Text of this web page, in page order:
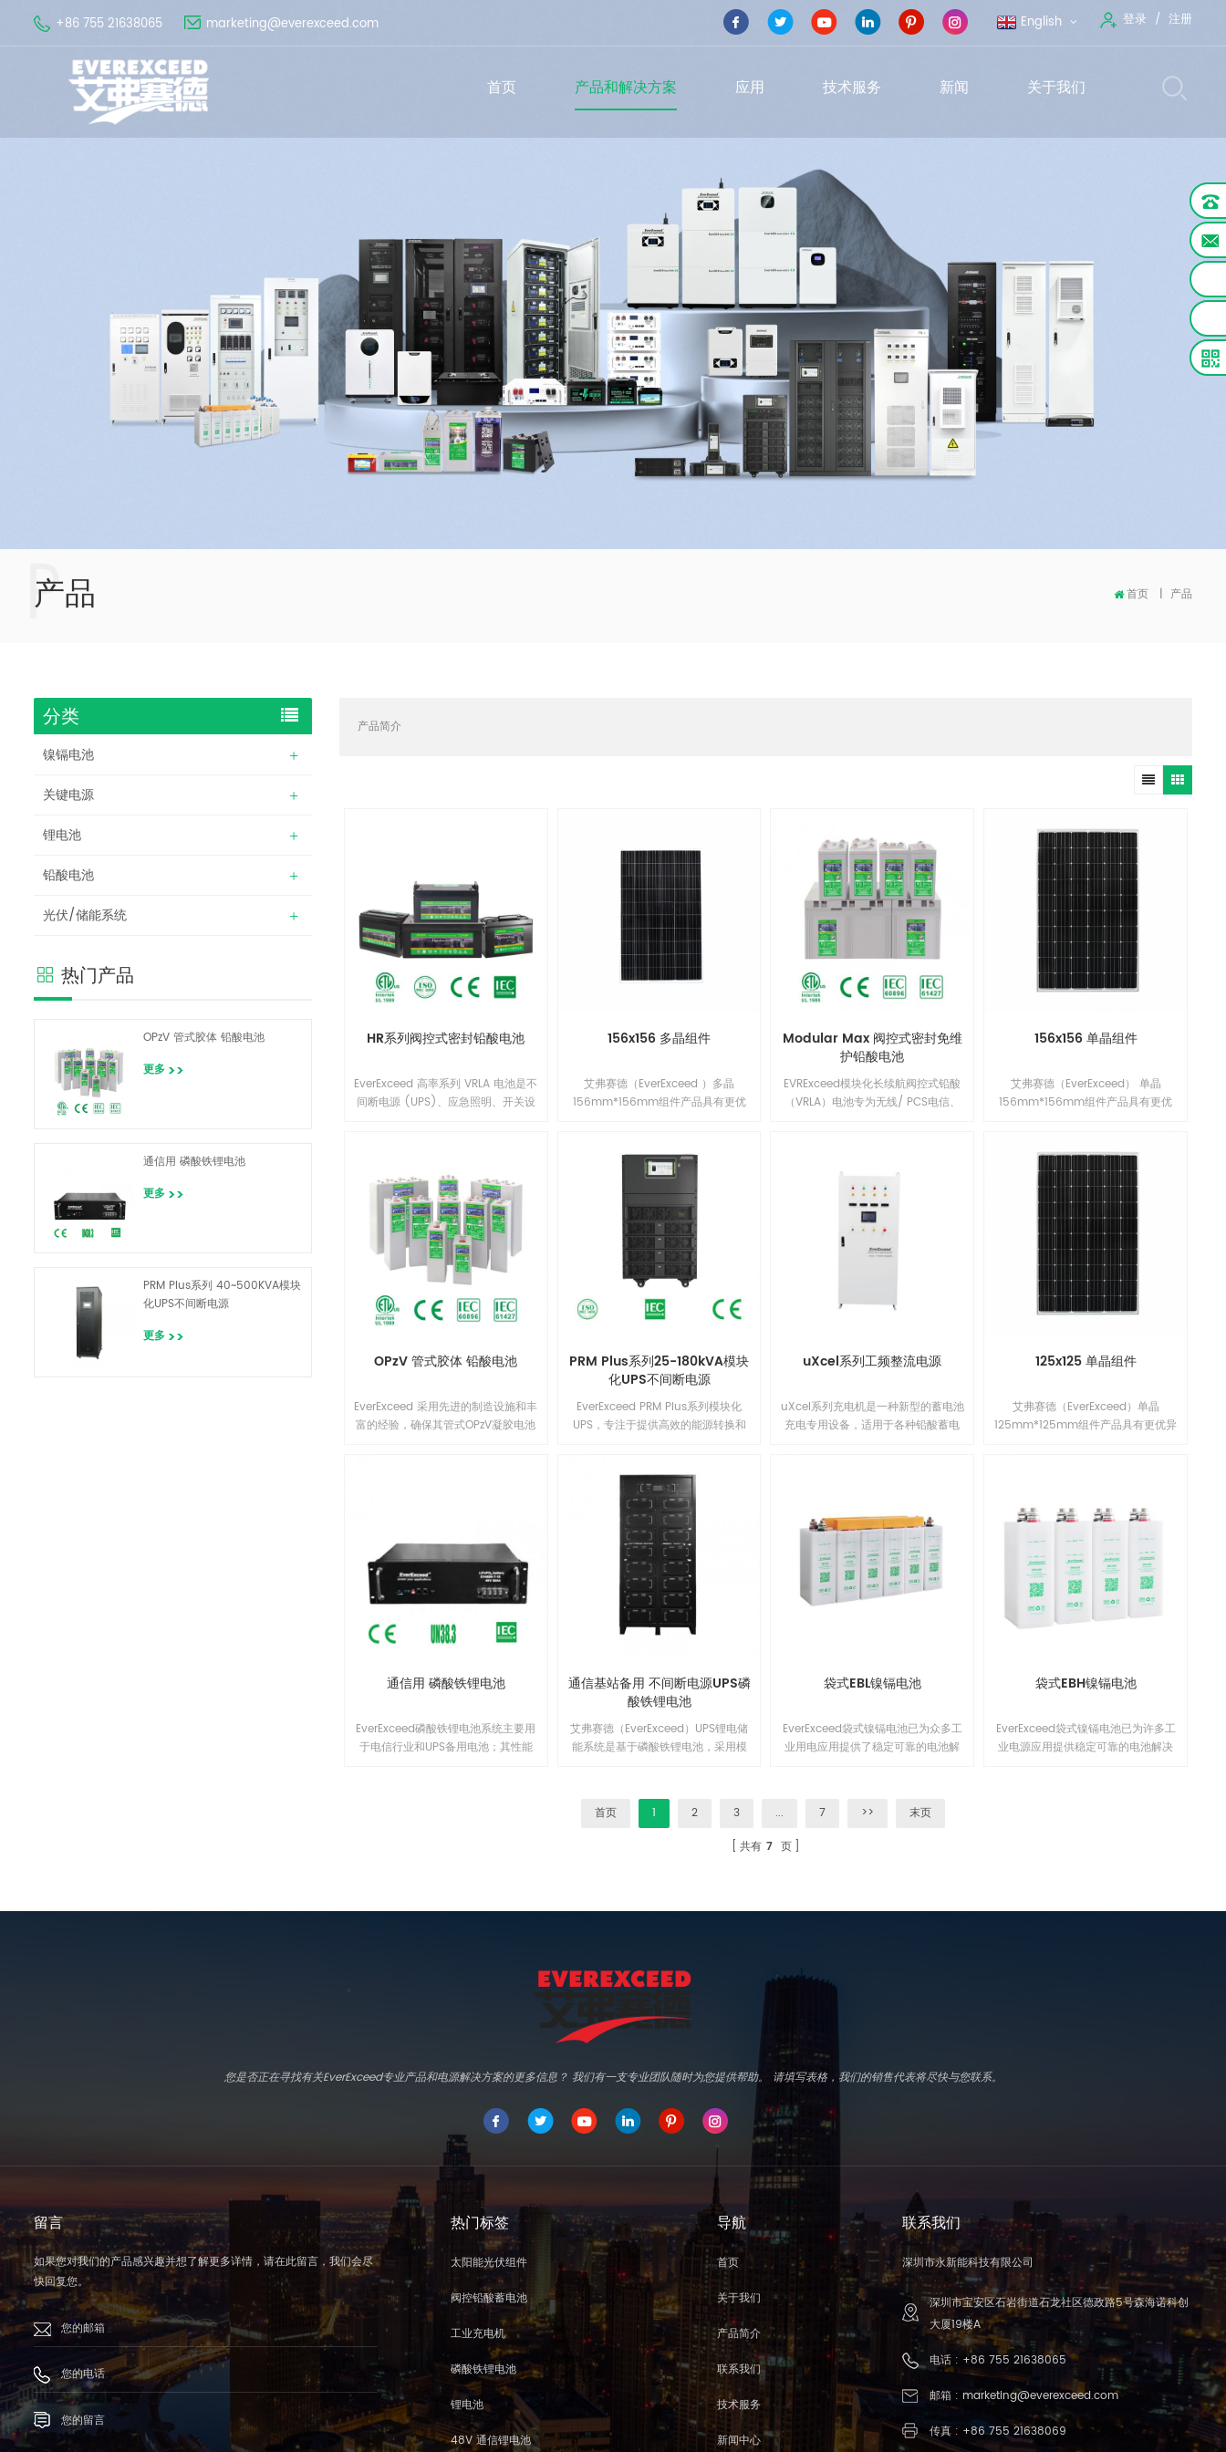
+86 755 21638065 marketing@everexceed.com 登录 注册
English
首页 产品和解决方案 应用 技术服务 新闻 关于我们
产品
P 首页 | 产品
产品简介
HR系列阀控式密封铅酸电池
EverExceed 高率系列 VRLA 电池是不
间断电源 (UPS)、应急照明、开关设
精密组件选择和最先进的制造工艺相
结合，为当今的应用生产最具成本效
益的电池解决方案。1
156x156 多晶组件
艾弗赛德（EverExceed ）多晶
156mm*156mm组件产品具有更优
靠性能。多晶156mm*156mm组
件，具有出众的电池技术和领先的制
造工艺，改进的电池工艺与精选的封
装材料使得EverExceed组件拥有良好
的PID抗性；另外，组件采用了电流分
档工艺，从而有效降低了因失配造成
功率损失，实现系统输出功率最大
化。1
Modular Max 阀控式密封免维
护铅酸电池
EVRExceed模块化长续航阀控式铅酸
（VRLA）电池专为无线/ PCS电信、
AGM吸收电解液技术结合厚正极板和
焊接/环氧双端子密封确保可靠性能、
安全性、卓越的电池寿命和价值。1
156x156 单晶组件
艾弗赛德（EverExceed） 单晶
156mm*156mm组件产品具有更优
靠性能。单晶156mm*156mm组
件，具有出众的电池技术和领先的制
造工艺，改进的电池工艺与精选的封
的PID抗性；另外，组件采用了电流分
档工艺，从而有效降低了因失配造成
功率损失，实现系统输出功率最大
化。1
OPzV 管式胶体 铅酸电池
EverExceed 采用先进的制造设施和丰
富的经验，确保其管式OPzV凝胶电池
OPzV电池在20°C下可存放长达2年也
无需补充电。1
PRM Plus系列25-180kVA模块
化UPS不间断电源
EverExceed PRM Plus系列模块化
UPS，专注于提供高效的能源转换和
需求增长进行扩展。它的强大性能保
证了不间断的供电，非常适用于数据
中心和对电力稳定性要求高的应用场
景。
uXcel系列工频整流电源
uXcel系列充电机是一种新型的蓄电池
充电专用设备，适用于各种铅酸蓄电
品质设计，此设备的重要部件变压器
采用高强度漆包线，耐高温达到H级绝
缘等级，功率部件采用铝型材和大功
率饼式可控硅原件。产品性能优越，
运行稳定可靠。 uXcel系列充电机具
有恒流，恒压，恒压限流，恒流限压
版本的支持远程监控功能，可以在同
125x125 单晶组件
艾弗赛德（EverExceed）单晶
125mm*125mm组件产品具有更优异
让客户得到更多合适的选择。组件组
件具有出众的电池技术和领先的制造
工艺，改进的电池工艺与精选的封装
材料使得EverExceed组件拥有良好的
PID抗性；另外，组件采用了电流分档
工艺，从而有效降低了因失配造成功
率损失，实现系统输出功率最大化。1
通信用 磷酸铁锂电池
EverExceed磷酸铁锂电池系统主要用
于电信行业和UPS备用电池；其性能
统电池相比具有更广泛的性能及可靠
通信基站备用 不间断电源UPS磷
酸铁锂电池
艾弗赛德（EverExceed）UPS锂电储
能系统是基于磷酸铁锂电池，采用模
统具备配置灵活，可靠性高等特点。
产品广泛应用于UPS电源系统、数据
机房、分布式能源、电网储能等需要
袋式EBL镍镉电池
EverExceed袋式镍镉电池已为众多工
业用电应用提供了稳定可靠的电池解
这确保了在长达 20 年或更长时间的
使用寿命期间，总拥有成本（TCO）
袋式EBH镍镉电池
EverExceed袋式镍镉电池已为许多工
业电源应用提供稳定可靠的电池解决
首页 1 2 3 ... 7 >>
末页
共有 7 页
分类
镍镉电池
关键电源
锂电池
铅酸电池
光伏/储能系统
热门产品
OPzV 管式胶体 铅酸电池
更多
通信用 磷酸铁锂电池
更多
PRM Plus系列 40~500KVA模块
化UPS不间断电源
更多
您是否正在寻找有关EverExceed专业产品和电源解决方案的更多信息？ 我们有一支专业团队随时为您提供帮助。 请填写表格，我们的销售代表将尽快与您联系。
留言
如果您对我们的产品感兴趣并想了解更多详情，请在此留言，我们会尽
快回复您。
热门标签
太阳能光伏组件
阀控铅酸蓄电池
工业充电机
磷酸铁锂电池
锂电池
48V 通信锂电池
导航
首页
关于我们
产品简介
联系我们
技术服务
新闻中心
联系我们
深圳市永新能科技有限公司
深圳市宝安区石岩街道石龙社区德政路5号森海诺科创
大厦19楼A
电话 : +86 755 21638065
邮箱 : marketing@everexceed.com
传真 : +86 755 21638069